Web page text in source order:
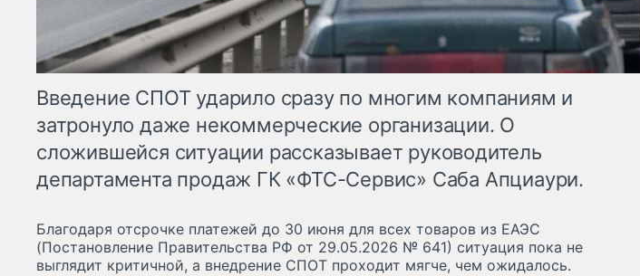
Введение СПОТ ударило сразу по многим компаниям и
затронуло даже некоммерческие организации. О
сложившейся ситуации рассказывает руководитель
департамента продаж ГК «ФТС-Сервис» Саба Апциаури.
Благодаря отсрочке платежей до 30 июня для всех товаров из ЕАЭС
(Постановление Правительства РФ от 29.05.2026 № 641) ситуация пока не
выглядит критичной, а внедрение СПОТ проходит мягче, чем ожидалось.